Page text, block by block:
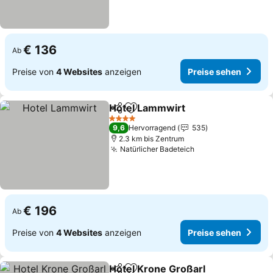
Ab € 136
Preise von 4 Websites anzeigen Preise sehen
TeilenZu Favoriten hinzufügen
Hotel Lammwirt
4 Sterne
9,6 Hervorragend
535
2.3 km bis Zentrum
Natürlicher BadeteichPreise sehen
Ab € 196
Preise von 4 Websites anzeigen Preise sehen
Hotel Krone Großarl